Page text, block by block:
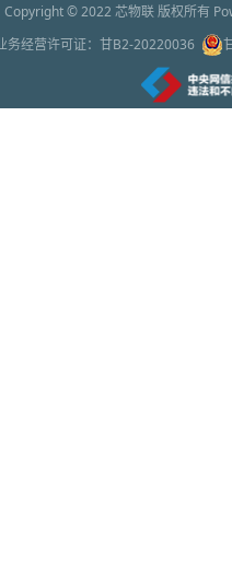
Copyright © 2022 芯物联版权所有
经营许可证： 甘B2-20220036